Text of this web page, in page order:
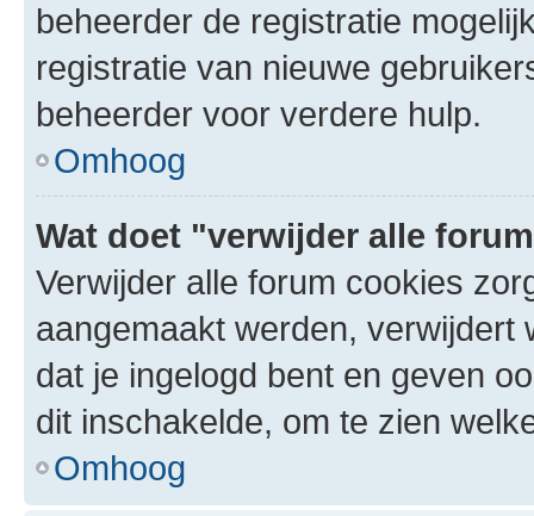
beheerder de registratie
registratie van nieuwe
beheerder voor verdere hulp.
Omhoog
Wat doet "verwijder alle
Verwijder alle forum cookies
aangemaakt werden,
dat je ingelogd bent en geven
dit inschakelde, om te zien
Omhoog